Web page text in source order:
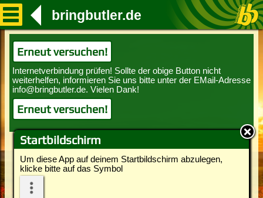
Startbildschirm
Um diese App auf deinem Startbildschirm abzulegen,
klicke bitte auf das Symbol
bringbutler.de
Erneut versuchen!
Erneut versuchen!